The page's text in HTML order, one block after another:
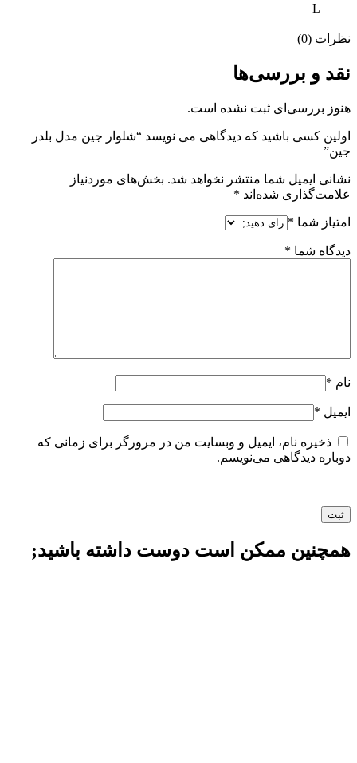
L
نظرات (0)
نقد و بررسی‌ها
هنوز بررسی‌ای ثبت نشده است.
اولین کسی باشید که دیدگاهی می نویسد “شلوار جین مدل بلدر
جین”
نشانی ایمیل شما منتشر نخواهد شد. بخش‌های موردنیاز
علامت‌گذاری شده‌اند *
امتیاز شما *
دیدگاه شما *
نام *
ایمیل *
ذخیره نام، ایمیل و وبسایت من در مرورگر برای زمانی که
دوباره دیدگاهی می‌نویسم.
همچنین ممکن است دوست داشته باشید;